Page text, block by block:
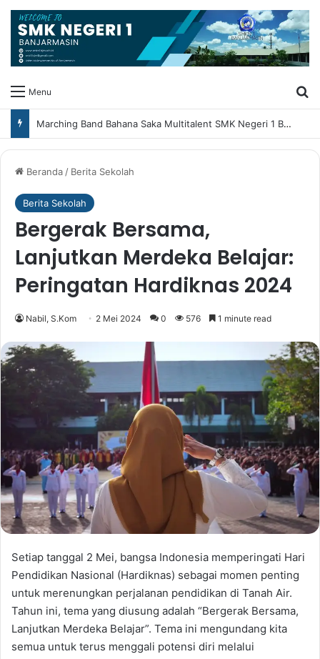
Menu
Marching Band Bahana Saka Multitalent SMK Negeri 1 Banjarmasin Borong Prestasi di Festival Borneo Marching Day 2026
Beranda/ Berita Sekolah
Berita Sekolah
Bergerak Bersama,
Lanjutkan Merdeka Belajar:
Peringatan Hardiknas 2024
Nabil, S.Kom 2 Mei 2024 0 576 1 minute read
Setiap tanggal 2 Mei, bangsa Indonesia memperingati Hari
Pendidikan Nasional (Hardiknas) sebagai momen penting
untuk merenungkan perjalanan pendidikan di Tanah Air.
Tahun ini, tema yang diusung adalah “Bergerak Bersama,
Lanjutkan Merdeka Belajar”. Tema ini mengundang kita
semua untuk terus menggali potensi diri melalui